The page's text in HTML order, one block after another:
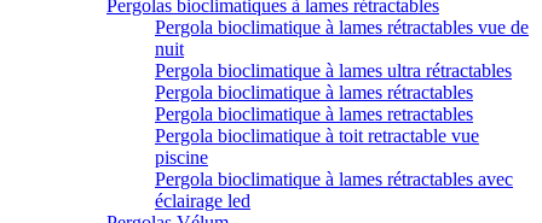
Pergolas bioclimatiques à lames rétractables
Pergola bioclimatique à lames rétractables vue de
nuit
Pergola bioclimatique à lames ultra rétractables
Pergola bioclimatique à lames rétractables
Pergola bioclimatique à lames retractables
Pergola bioclimatique à toit retractable vue
piscine
Pergola bioclimatique à lames rétractables avec
éclairage led